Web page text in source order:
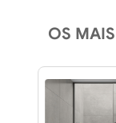
OS